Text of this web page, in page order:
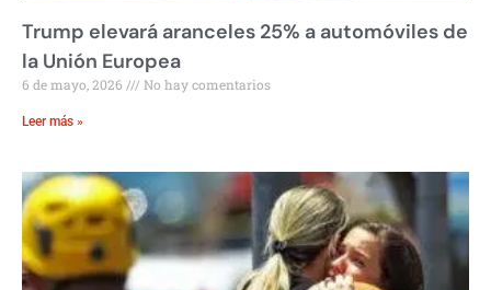
Trump elevará aranceles 25% a automóviles de
la Unión Europea
6 de mayo, 2026 No hay comentarios
Leer más »